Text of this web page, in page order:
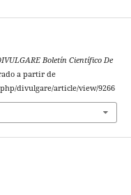
Boletín Científico De
a partir de
divulgare/article/view/9266